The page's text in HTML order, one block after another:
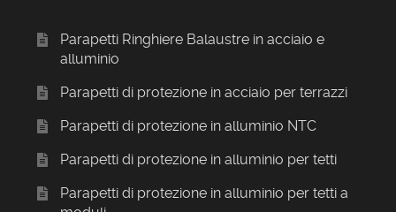
Parapetti Ringhiere Balaustre in acciaio e
alluminio
Parapetti di protezione in acciaio per terrazzi
Parapetti di protezione in alluminio NTC
Parapetti di protezione in alluminio per tetti
Parapetti di protezione in alluminio per tetti a